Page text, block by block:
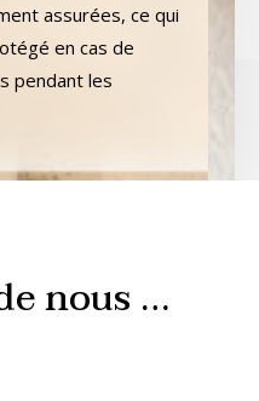
assurées, ce qui
en cas de
pendant les
nous …